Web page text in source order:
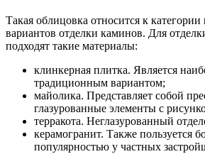
Такая облицовка относится к
вариантов отделки каминов. Для
подходят такие материалы:
клинкерная плитка. Является
традиционным вариантом;
майолика. Представляет собой
глазурованные элементы с
терракота. Неглазурованный
керамогранит. Также пользуется
популярностью у частных